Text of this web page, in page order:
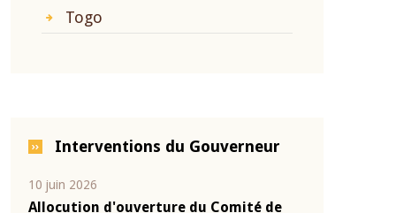
Togo
Interventions du Gouverneur
04 mars 2026
Allocution d'ouverture du Comité de